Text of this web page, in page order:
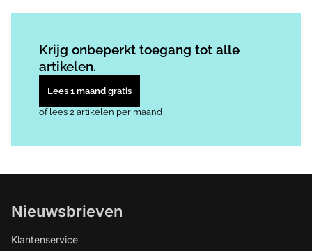
Krijg onbeperkt toegang tot alle
artikelen.
Lees 1 maand gratis
of lees 2 artikelen per maand
Nieuwsbrieven
Klantenservice